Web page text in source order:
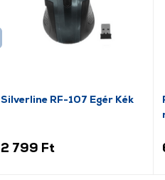
Silverline RF-107 Egér Kék
2 799 Ft